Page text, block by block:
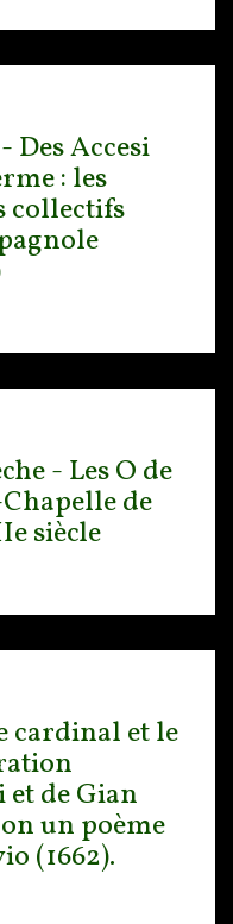
Accesi
: les
collectifs
- Les O de
de
siècle
cardinal et le
de Gian
un poème
(1662).